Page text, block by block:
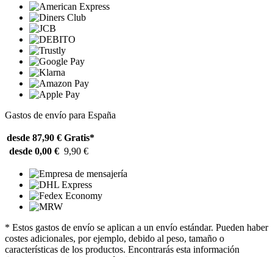
Gastos de envío para España
desde 87,90 € Gratis*
desde 0,00 € 9,90 €
* Estos gastos de envío se aplican a un envío estándar. Pueden haber
costes adicionales, por ejemplo, debido al peso, tamaño o
características de los productos. Encontrarás esta información